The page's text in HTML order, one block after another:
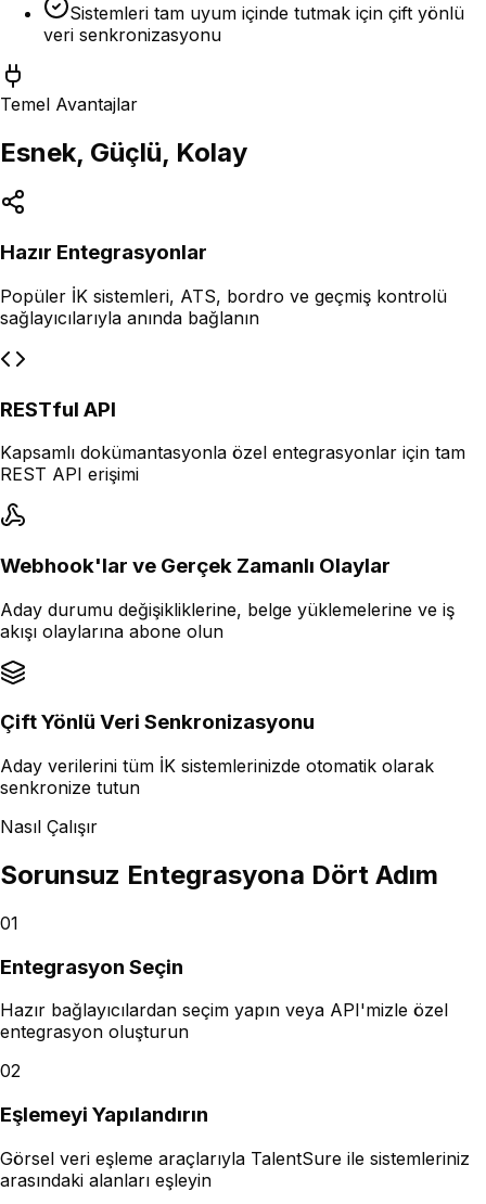
Sistemleri tam uyum içinde tutmak için çift yönlü
veri senkronizasyonu
Temel Avantajlar
Esnek, Güçlü, Kolay
Hazır Entegrasyonlar
Popüler İK sistemleri, ATS, bordro ve geçmiş kontrolü
sağlayıcılarıyla anında bağlanın
RESTful API
Kapsamlı dokümantasyonla özel entegrasyonlar için tam
REST API erişimi
Webhook'lar ve Gerçek Zamanlı Olaylar
Aday durumu değişikliklerine, belge yüklemelerine ve iş
akışı olaylarına abone olun
Çift Yönlü Veri Senkronizasyonu
Aday verilerini tüm İK sistemlerinizde otomatik olarak
senkronize tutun
Nasıl Çalışır
Sorunsuz Entegrasyona Dört Adım
01
Entegrasyon Seçin
Hazır bağlayıcılardan seçim yapın veya API'mizle özel
entegrasyon oluşturun
02
Eşlemeyi Yapılandırın
Görsel veri eşleme araçlarıyla TalentSure ile sistemleriniz
arasındaki alanları eşleyin